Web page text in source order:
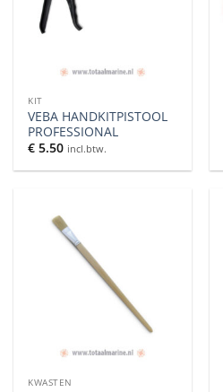
KIT
VEBA HANDKITPISTOOL
PROFESSIONAL
€ 5.50 incl.btw.
KWASTEN